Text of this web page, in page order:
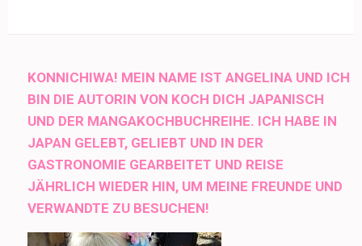
KONNICHIWA! MEIN NAME IST ANGELINA UND ICH
BIN DIE AUTORIN VON KOCH DICH JAPANISCH
UND DER MANGAKOCHBUCHREIHE. ICH HABE IN
JAPAN GELEBT, GELIEBT UND IN DER
GASTRONOMIE GEARBEITET UND REISE
JÄHRLICH WIEDER HIN, UM MEINE FREUNDE UND
VERWANDTE ZU BESUCHEN!